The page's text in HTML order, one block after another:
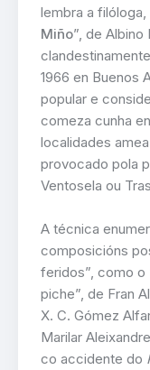
lembra a filóloga,
Miño”, de
1966 en Buenos
popular e
comeza cunha
localidades
provocado pola
Ventosela ou
A técnica
composicións
feridos”, como o
piche”, de Fran
X. C. Gómez
Marilar
co accidente do